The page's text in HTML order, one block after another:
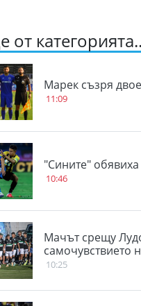
от
Марек съзря
11:09
"Сините"
10:46
Мачът срещу
самочувствието
10:25